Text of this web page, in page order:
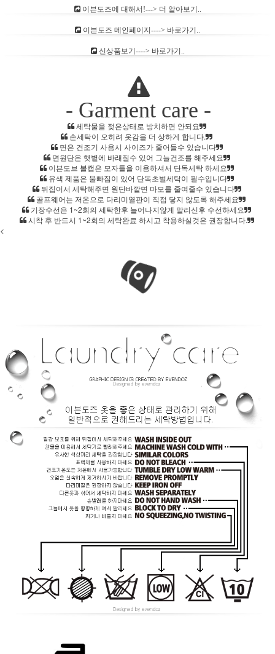
이븐도즈에 대해서!---> 더 알아보기..
이븐도즈 메인페이지----> 바로가기..
신상품보기----> 바로가기..
- Garment care -
세탁물을 젖은상태로 방치하면 안되요
손세탁이 오히려 옷감을 더 상하게 합니다.
면은 건조기 사용시 사이즈가 줄어들수 있습니다
면원단은 햇볕에 바래질수 있어 그늘건조를 해주세요
이븐도브 볼캡은 모자틀을 이용하셔서 단독세탁 하세요
유색 제품은 물빠짐이 있어 단독초벌세탁이 필수입니다
뒤집어서 세탁해주면 원단바깥면 마모를 줄여줄수 있습니다
골프웨어는 저온으로 다리미열판이 직접 닿지 않도록 해주세요
기장수선은 1~2회의 세탁한후 늘어나지않게 말리신후 수선하세요
시착 후 반드시 1~2회의 세탁완료 하시고 착용하실것은 권장합니다.
<